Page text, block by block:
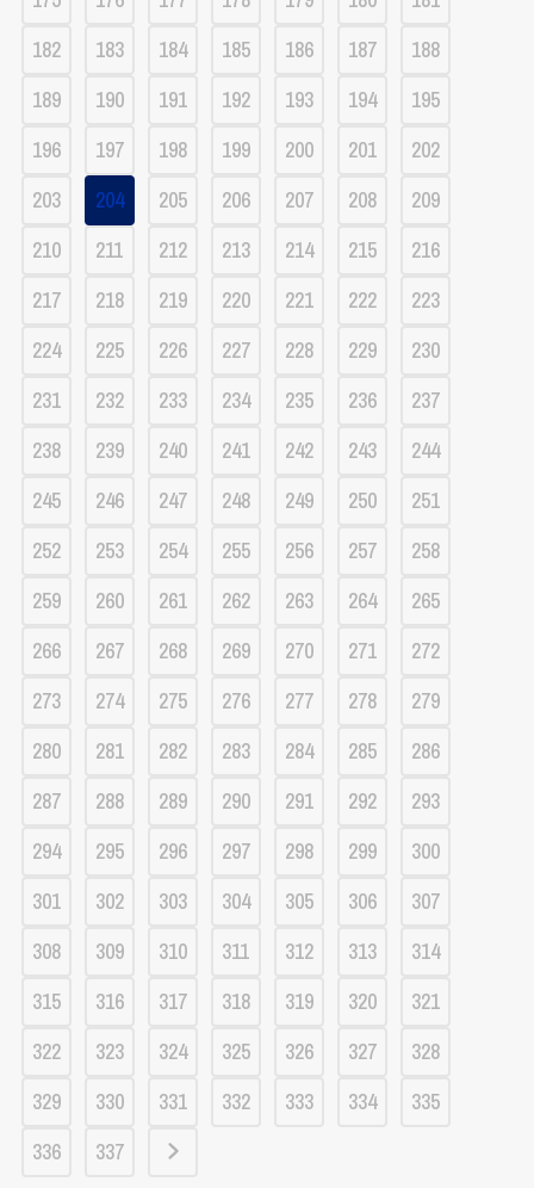
182
183 184 185 186 187
188
189
190 191 192 193 194
195
196
197 198 199 200 201
202
203
204 205 206 207 208
209
210
211 212 213 214 215
216
217
218 219 220 221 222
223
224
225 226 227 228 229
230
231
232 233 234 235 236
237
238
239 240 241 242 243
244
245
246 247 248 249 250
251
252
253 254 255 256 257
258
259
260 261 262 263 264
265
266
267 268 269 270 271
272
273
274 275 276 277 278
279
280
281 282 283 284 285
286
287
288 289 290 291 292
293
294
295 296 297 298 299
300
301
302 303 304 305 306
307
308
309 310 311 312 313
314
315
316 317 318 319 320
321
322
323 324 325 326 327
328
329
330 331 332 333 334
335
336
337